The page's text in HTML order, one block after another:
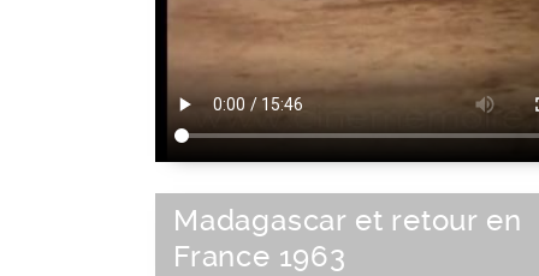
Madagascar et retour en
France 1963